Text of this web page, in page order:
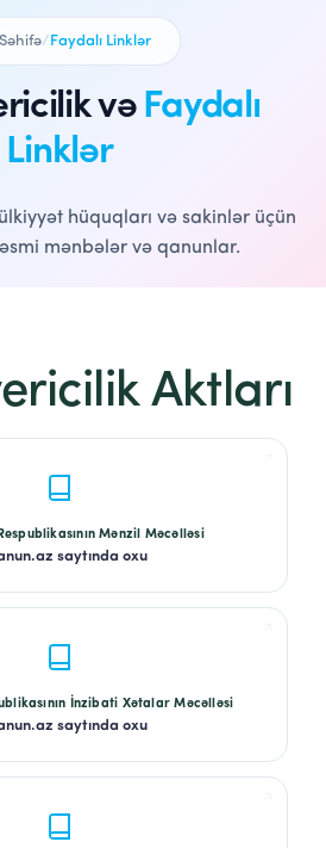
/ Faydalı Linklər
və Faydalı
Linklər
hüquqları və sakinlər üçün
mənbələr və qanunlar.
Aktları
Mənzil Məcəlləsi
saytında oxu
İnzibati Xətalar Məcəlləsi
saytında oxu